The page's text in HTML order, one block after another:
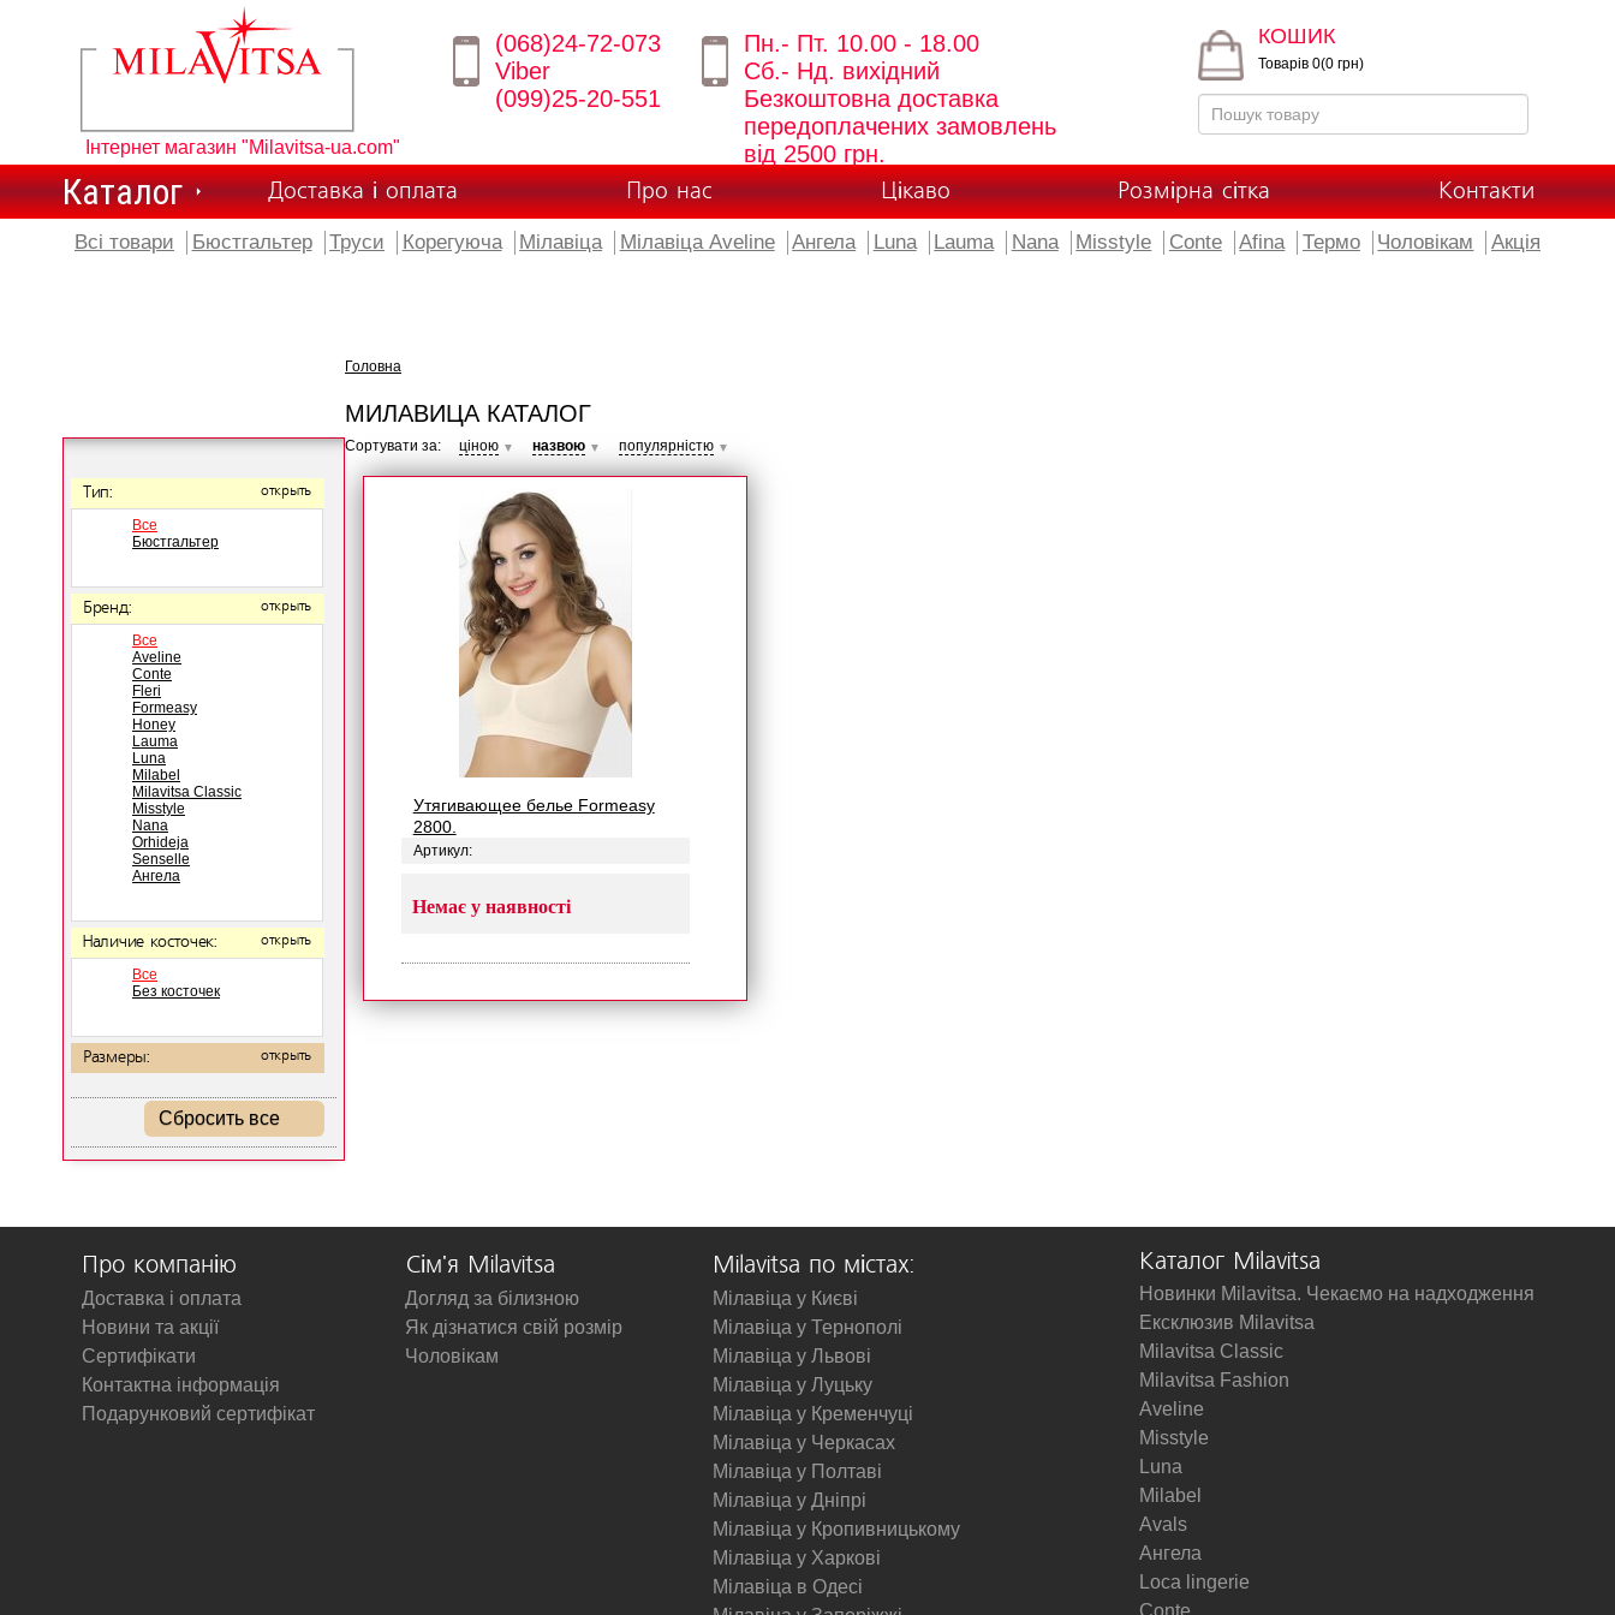
Інтернет магазин "Milavitsa-ua.com"
(068)24-72-073
Viber
(099)25-20-551
Пн.- Пт. 10.00 - 18.00
Сб.- Нд. вихідний
Безкоштовна доставка
передоплачених замовлень
від 2500 грн.
КОШИК
Товарів 0(0 грн)
Каталог Доставка і оплата Про нас Цікаво Розмірна сітка Контакти
Всі товари Бюстгальтер Труси Корегуюча Мілавіца Мілавіца Aveline Ангела Luna Lauma Nana Misstyle Conte Afina Термо Чоловікам Акція
Тип: открыть
Все
Бюстгальтер
Бренд: открыть
Все
Aveline
Conte
Fleri
Formeasy
Honey
Lauma
Luna
Milabel
Milavitsa Classic
Misstyle
Nana
Orhideja
Senselle
Ангела
Наличие косточек: открыть
Все
Без косточек
Размеры: открыть
Сбросить все
Головна
МИЛАВИЦА КАТАЛОГ
Сортувати за: ціною ▼ назвою ▼ популярністю ▼
Утягивающее белье Formeasy
2800.
Артикул:
Немає у наявності
Про компанію
Доставка і оплата
Новини та акції
Сертифікати
Контактна інформація
Подарунковий сертифікат
Сім'я Milavitsa
Догляд за білизною
Як дізнатися свій розмір
Чоловікам
Milavitsa по містах:
Мілавіца у Києві
Мілавіца у Тернополі
Мілавіца у Львові
Мілавіца у Луцьку
Мілавіца у Кременчуці
Мілавіца у Черкасах
Мілавіца у Полтаві
Мілавіца у Дніпрі
Мілавіца у Кропивницькому
Мілавіца у Харкові
Мілавіца в Одесі
Каталог Milavitsa
Новинки Milavitsa. Чекаємо на надходження
Ексклюзив Milavitsa
Milavitsa Classic
Milavitsa Fashion
Aveline
Misstyle
Luna
Milabel
Avals
Ангела
Loca lingerie
Conte